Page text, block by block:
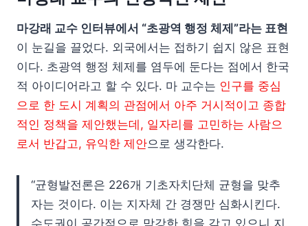
마강래 교수 인터뷰에서 “초광역 행정 체제”라는 표현
이 눈길을 끌었다. 외국에서는 접하기 쉽지 않은 표현
이다. 초광역 행정 체제를 염두에 둔다는 점에서 한국
적 아이디어라고 할 수 있다. 마 교수는 인구를 중심
으로 한 도시 계획의 관점에서 아주 거시적이고 종합
적인 정책을 제안했는데, 일자리를 고민하는 사람으
로서 반갑고, 유익한 제안으로 생각한다.
“균형발전론은 226개 기초자치단체 균형을 맞추
자는 것이다. 이는 지자체 간 경쟁만 심화시킨다.
수도권이 공간적으로 막강한 힘을 갖고 있으니 지